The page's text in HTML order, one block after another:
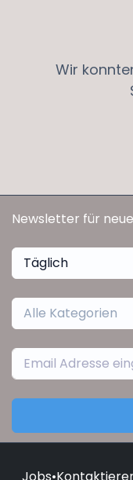
Wir
Newsletter für
Täglich
Alle Kategorien
Jobs•